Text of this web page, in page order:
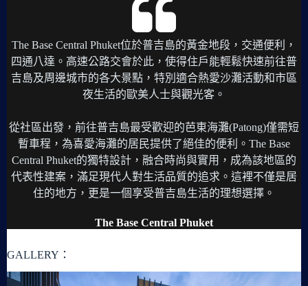
The Base Central Phuket位於普吉島的黃金地段，交通便利，
四通八達。高速公路交會於此，使得住戶能輕鬆快速前往普
吉島及周邊城市的各大景點，特別適合熱愛沙灘活動和市區
夜生活的歐美人士與觀光客。
從社區出發，前往普吉島最受歡迎的芭東海灘(Patong)僅需短
暫車程，為喜愛海灘的居民提供了絕佳的便利。The Base
Central Phuket的獨特設計，融合時尚與實用，成為該地區的
代表性建案，滿足現代人對生活品質的追求。這裡不僅是居
住的地方，更是一個享受普吉島生活的理想選擇。
The Base Central Phuket
GALLERY：